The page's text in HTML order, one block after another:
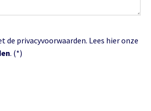
de privacyvoorwaarden. Lees hier onze
. (*)